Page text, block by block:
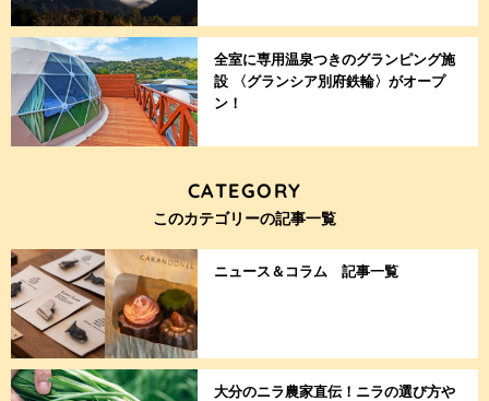
全室に専用温泉つきのグランピング施
設 〈グランシア別府鉄輪〉がオープ
ン！
CATEGORY
このカテゴリーの記事一覧
ニュース＆コラム 記事一覧
大分のニラ農家直伝！ニラの選び方や